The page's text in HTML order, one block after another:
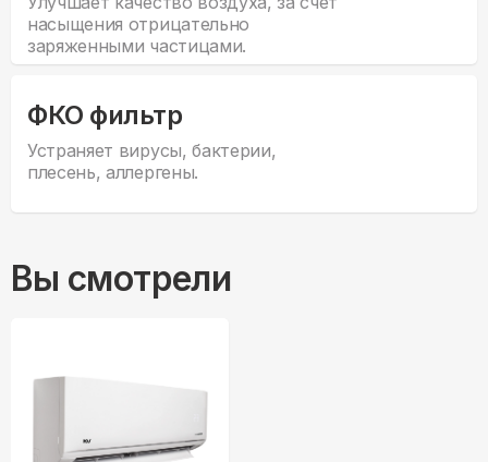
насыщения отрицательно
заряженными частицами.
ФКО фильтр
Устраняет вирусы, бактерии,
плесень, аллергены.
Вы смотрели